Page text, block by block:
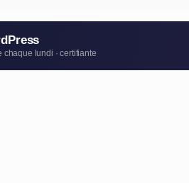
lundi · certifiante